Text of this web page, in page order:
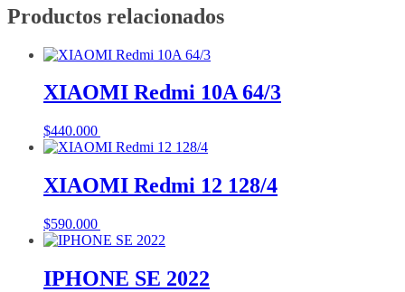
Productos relacionados
XIAOMI Redmi 10A 64/3
$440.000
XIAOMI Redmi 12 128/4
$590.000
IPHONE SE 2022